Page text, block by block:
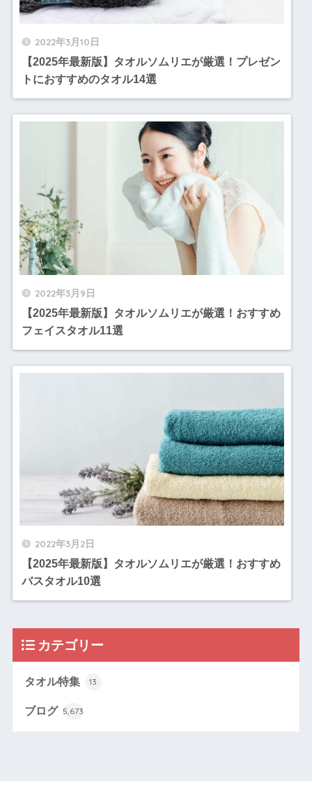
2022年3月10日
【2025年最新版】タオルソムリエが厳選！プレゼン
トにおすすめのタオル14選
2022年3月9日
【2025年最新版】タオルソムリエが厳選！おすすめ
フェイスタオル11選
2022年3月2日
【2025年最新版】タオルソムリエが厳選！おすすめ
バスタオル10選
カテゴリー
タオル特集 13
ブログ 5,673